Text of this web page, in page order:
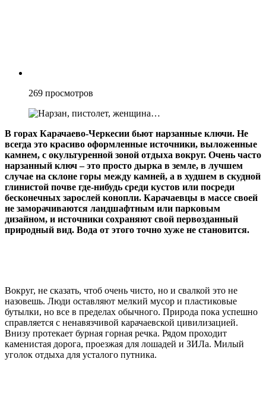
269 просмотров
В горах Карачаево-Черкесии бьют нарзанные ключи. Не
всегда это красиво оформленные источники, выложенные
камнем, с окультуренной зоной отдыха вокруг. Очень часто
нарзанный ключ – это просто дырка в земле, в лучшем
случае на склоне горы между камней, а в худшем в скудной
глинистой почве где-нибудь среди кустов или посреди
бесконечных зарослей конопли. Карачаевцы в массе своей
не заморачиваются ландшафтным или парковым
дизайном, и источники сохраняют свой первозданный
природный вид. Вода от этого точно хуже не становится.
Вокруг, не сказать, чтоб очень чисто, но и свалкой это не
назовешь. Люди оставляют мелкий мусор и пластиковые
бутылки, но все в пределах обычного. Природа пока успешно
справляется с ненавязчивой карачаевской цивилизацией.
Внизу протекает бурная горная речка. Рядом проходит
каменистая дорога, проезжая для лошадей и ЗИЛа. Милый
уголок отдыха для усталого путника.